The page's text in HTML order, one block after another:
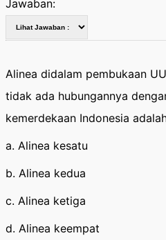
Jawaban:
Alinea didalam pembukaan
tidak ada hubungannya
kemerdekaan Indonesia
a. Alinea kesatu
b. Alinea kedua
c. Alinea ketiga
d. Alinea keempat